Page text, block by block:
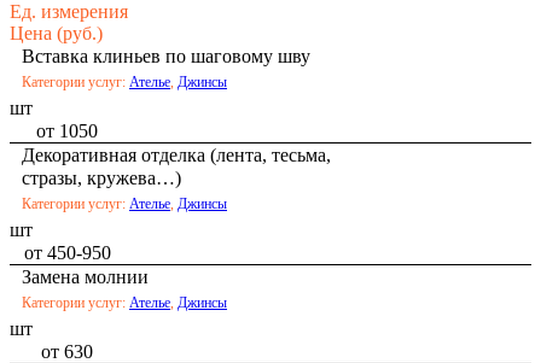
Ед. измерения
Цена (руб.)
Вставка клиньев по шаговому шву
Категории услуг: Ателье, Джинсы
шт
от 1050
Декоративная отделка (лента, тесьма,
стразы, кружева…)
Категории услуг: Ателье, Джинсы
шт
от 450-950
Замена молнии
Категории услуг: Ателье, Джинсы
шт
от 630